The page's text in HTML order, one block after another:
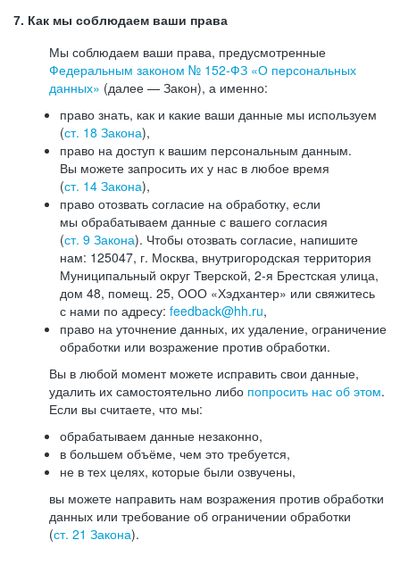
7. Как мы соблюдаем ваши права
Мы соблюдаем ваши права, предусмотренные
Федеральным законом № 152-ФЗ «О персональных
данных» (далее — Закон), а именно:
право знать, как и какие ваши данные мы используем
(ст. 18 Закона),
право на доступ к вашим персональным данным.
Вы можете запросить их у нас в любое время
(ст. 14 Закона),
право отозвать согласие на обработку, если
мы обрабатываем данные с вашего согласия
(ст. 9 Закона). Чтобы отозвать согласие, напишите
нам: 125047, г. Москва, внутригородская территория
Муниципальный округ Тверской, 2-я Брестская улица,
дом 48, помещ. 25, ООО «Хэдхантер» или свяжитесь
с нами по адресу: feedback@hh.ru,
право на уточнение данных, их удаление, ограничение
обработки или возражение против обработки.
Вы в любой момент можете исправить свои данные,
удалить их самостоятельно либо попросить нас об этом.
Если вы считаете, что мы:
обрабатываем данные незаконно,
в большем объёме, чем это требуется,
не в тех целях, которые были озвучены,
вы можете направить нам возражения против обработки
данных или требование об ограничении обработки
(ст. 21 Закона).